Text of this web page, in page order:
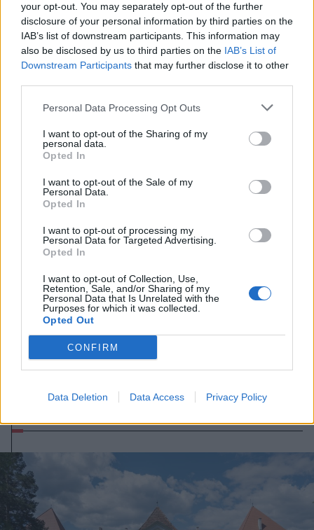
your opt-out. You may separately opt-out of the further
disclosure of your personal information by third parties on the
IAB’s list of downstream participants. This information may
also be disclosed by us to third parties on the IAB’s List of
Downstream Participants that may further disclose it to other
Personal Data Processing Opt Outs
I want to opt-out of the Sharing of my
personal data.
Opted In
I want to opt-out of the Sale of my
Personal Data.
Opted In
I want to opt-out of processing my
Personal Data for Targeted Advertising.
Opted In
I want to opt-out of Collection, Use,
Retention, Sale, and/or Sharing of my
Personal Data that Is Unrelated with the
Purposes for which it was collected.
Opted Out
CONFIRM
Data Deletion Data Access Privacy Policy
2026. augusztus 04., kedd
Jól halad a Tusnádfürdőt ellátó
2026. augusztus 04., kedd
Csíkszeredában